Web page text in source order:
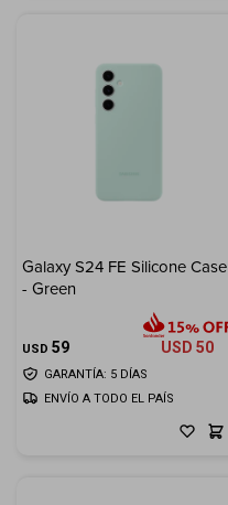
Galaxy S24 FE Silicone Case
- Green
USD 59 USD 50
GARANTÍA: 5 DÍAS
ENVÍO A TODO EL PAÍS